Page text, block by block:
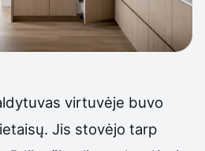
virtuvėje buvo
Jis stovėjo tarp